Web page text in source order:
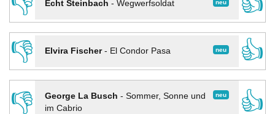
neu
Echt Steinbach - Wegwerfsoldat
👎
neu
Elvira Fischer- El Condor Pasa
👍
👎
neu
George La Busch - Sommer, Sonne und
im Cabrio
👍